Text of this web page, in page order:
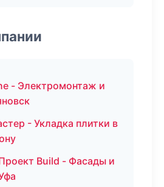
- Электромонтаж и
- Укладка плитки в
Build - Фасады и